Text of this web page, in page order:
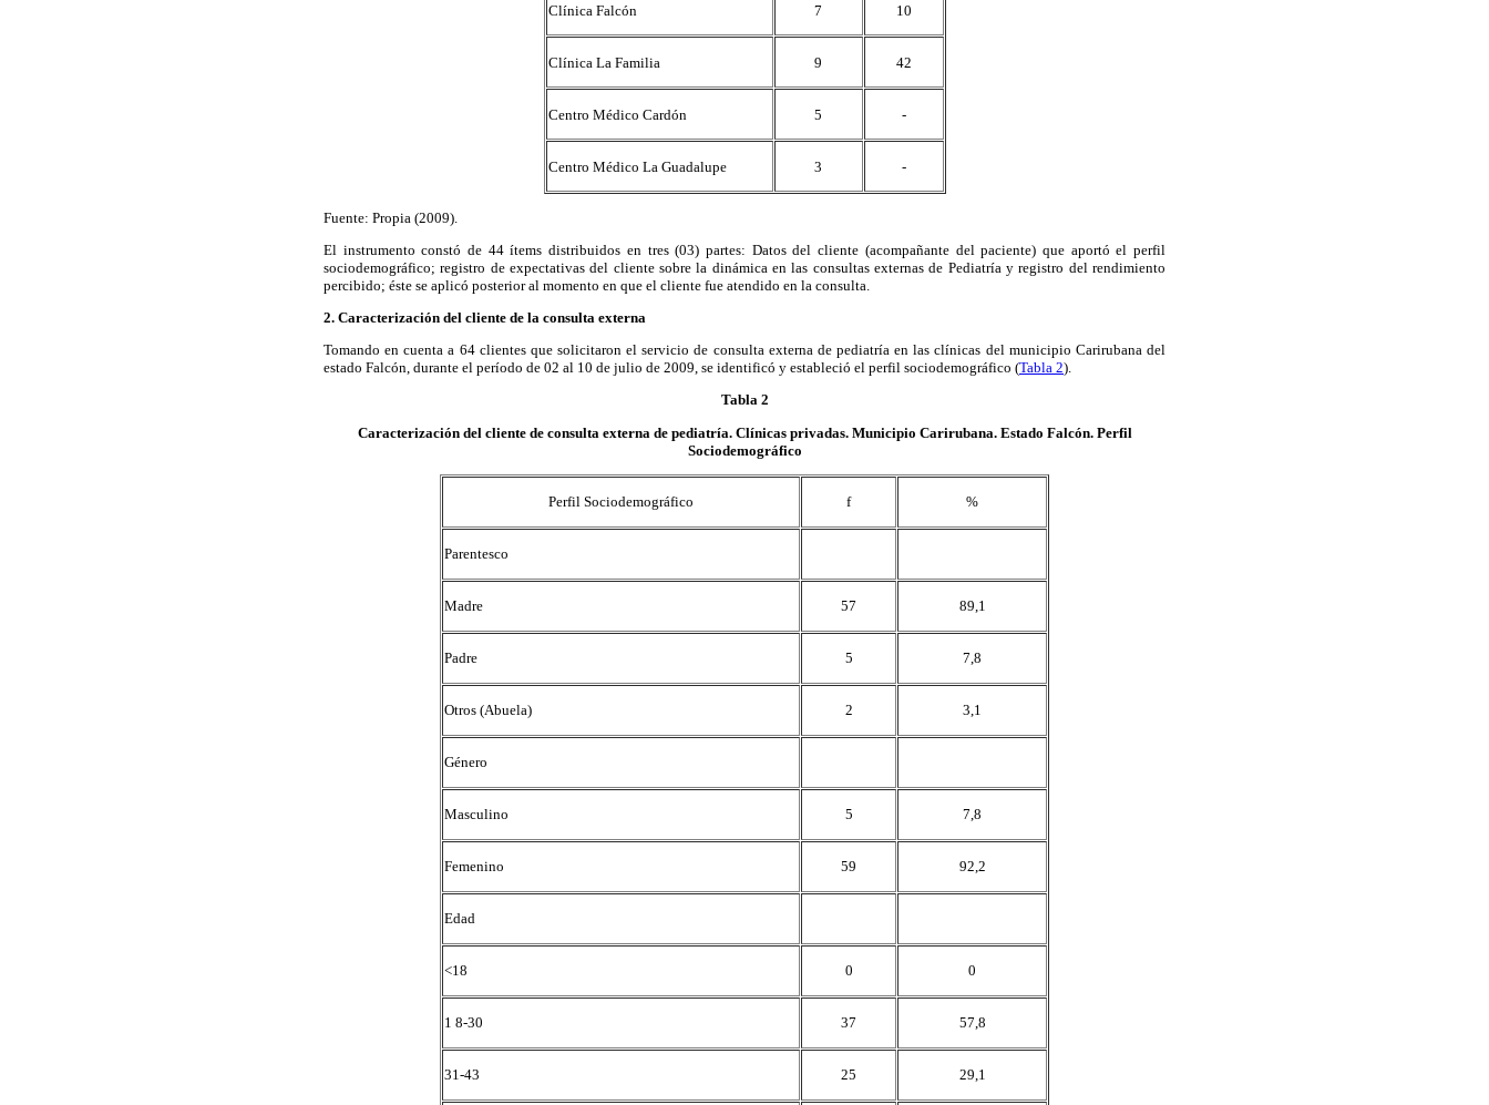
Clínica Falcón 7 10
Clínica La Familia 9 42
Centro Médico Cardón 5 -
Centro Médico La Guadalupe 3 -
Fuente: Propia (2009).
El instrumento constó de 44 ítems distribuidos en tres (03) partes: Datos del cliente (acompañante del paciente) que aportó el perfil
sociodemográfico; registro de expectativas del cliente sobre la dinámica en las consultas externas de Pediatría y registro del rendimiento
percibido; éste se aplicó posterior al momento en que el cliente fue atendido en la consulta.
2. Caracterización del cliente de la consulta externa
Tomando en cuenta a 64 clientes que solicitaron el servicio de consulta externa de pediatría en las clínicas del municipio Carirubana del
estado Falcón, durante el período de 02 al 10 de julio de 2009, se identificó y estableció el perfil sociodemográfico (Tabla 2).
Tabla 2
Caracterización del cliente de consulta externa de pediatría. Clínicas privadas. Municipio Carirubana. Estado Falcón. Perfil
Sociodemográfico
Perfil Sociodemográfico f %
Parentesco
Madre 57 89,1
Padre 5 7,8
Otros (Abuela) 2 3,1
Género
Masculino 5 7,8
Femenino 59 92,2
Edad
<18 0 0
1 8-30 37 57,8
31-43 25 29,1